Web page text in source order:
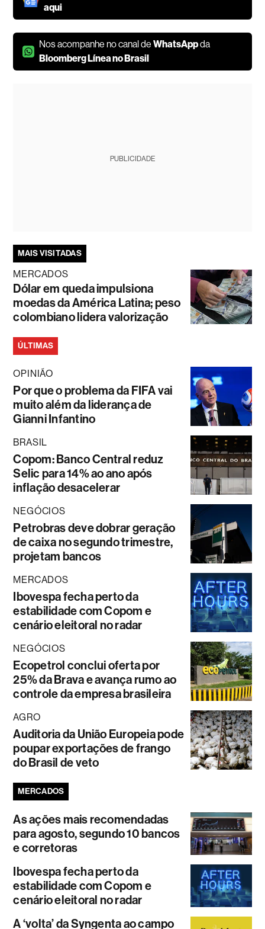
aqui
Nos acompanhe no canal deWhatsAppda
Bloomberg Línea no Brasil
PUBLICIDADE
MAIS VISITADAS
MERCADOS
Dólar em queda impulsiona
moedas da América Latina; peso
colombiano lidera valorização
ÚLTIMAS
OPINIÃO
Por que o problema da FIFA vai
muito além da liderança de
Gianni Infantino
BRASIL
Copom: Banco Central reduz
Selic para 14% ao ano após
inflação desacelerar
NEGÓCIOS
Petrobras deve dobrar geração
de caixa no segundo trimestre,
projetam bancos
MERCADOS
Ibovespa fecha perto da
estabilidade com Copom e
cenário eleitoral no radar
NEGÓCIOS
Ecopetrol conclui oferta por
25% da Brava e avança rumo ao
controle da empresa brasileira
AGRO
Auditoria da União Europeia pode
poupar exportações de frango
do Brasil de veto
MERCADOS
As ações mais recomendadas
para agosto, segundo 10 bancos
e corretoras
Ibovespa fecha perto da
estabilidade com Copom e
cenário eleitoral no radar
A ‘volta’ da Syngenta ao campo